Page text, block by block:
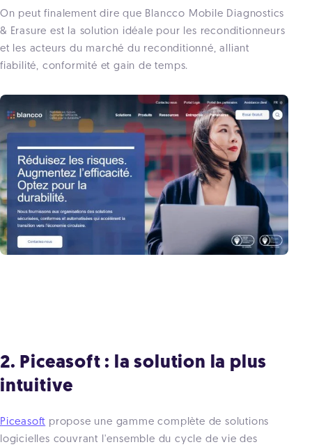
On peut finalement dire que Blancco Mobile Diagnostics
& Erasure est la solution idéale pour les reconditionneurs
et les acteurs du marché du reconditionné, alliant
fiabilité, conformité et gain de temps.
2. Piceasoft : la solution la plus
intuitive
Piceasoft propose une gamme complète de solutions
logicielles couvrant l'ensemble du cycle de vie des